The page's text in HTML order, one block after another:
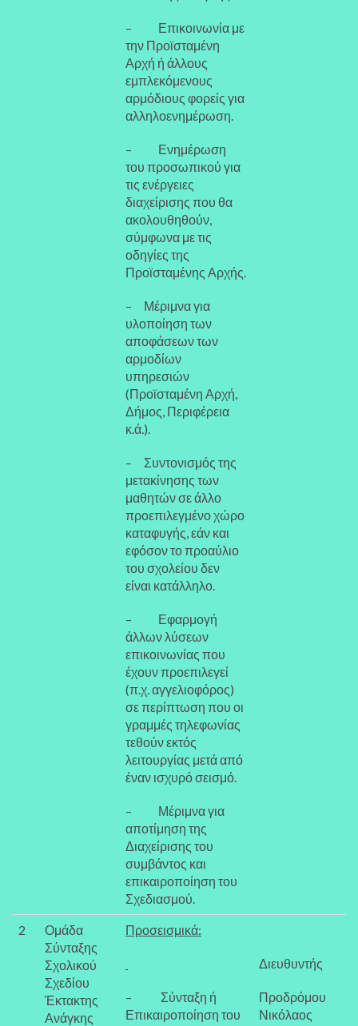
– Επικοινωνία με
την Προϊσταμένη
Αρχή ή άλλους
εμπλεκόμενους
αρμόδιους φορείς για
αλληλοενημέρωση.
– Ενημέρωση
του προσωπικού για
τις ενέργειες
διαχείρισης που θα
ακολουθηθούν,
σύμφωνα με τις
οδηγίες της
Προϊσταμένης Αρχής.
– Μέριμνα για
υλοποίηση των
αποφάσεων των
αρμοδίων
υπηρεσιών
(Προϊσταμένη Αρχή,
Δήμος, Περιφέρεια
κ.ά.).
– Συντονισμός της
μετακίνησης των
μαθητών σε άλλο
προεπιλεγμένο χώρο
καταφυγής, εάν και
εφόσον το προαύλιο
του σχολείου δεν
είναι κατάλληλο.
– Εφαρμογή
άλλων λύσεων
επικοινωνίας που
έχουν προεπιλεγεί
(π.χ. αγγελιοφόρος)
σε περίπτωση που οι
γραμμές τηλεφωνίας
τεθούν εκτός
λειτουργίας μετά από
έναν ισχυρό σεισμό.
– Μέριμνα για
αποτίμηση της
Διαχείρισης του
συμβάντος και
επικαιροποίηση του
Σχεδιασμού.
2
Ομάδα
Σύνταξης
Σχολικού
Σχεδίου
Έκτακτης
Ανάγκης
Προσεισμικά:
– Σύνταξη ή
Επικαιροποίηση του
Διευθυντής
Προδρόμου
Νικόλαος